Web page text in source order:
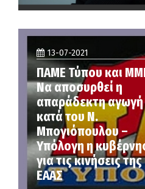
13-07-2021
ΠΑΜΕ Τύπου και
Να αποσυρθεί η
απαράδεκτη αγωγή
κατά του Ν.
Μπογιόπουλου –
Υπόλογη η
για τις κινήσεις της
ΕΑΑΣ